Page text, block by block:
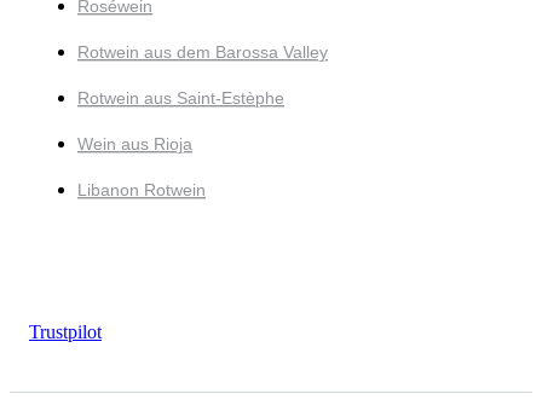
Roséwein
Rotwein aus dem Barossa Valley
Rotwein aus Saint-Estèphe
Wein aus Rioja
Libanon Rotwein
Trustpilot